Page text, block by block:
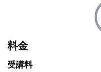
料金
受講料